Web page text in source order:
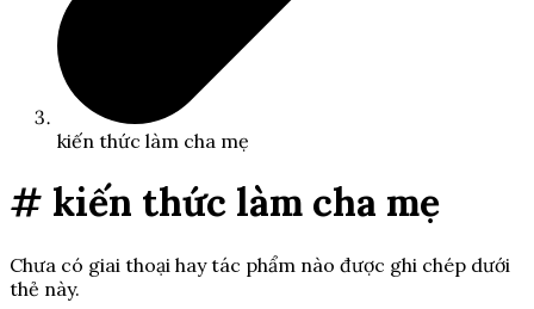
kiến thức làm cha mẹ
# kiến thức làm cha mẹ
Chưa có giai thoại hay tác phẩm nào được ghi chép dưới
thẻ này.